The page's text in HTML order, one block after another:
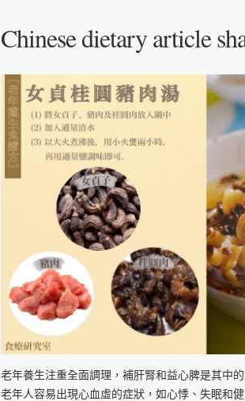
Chinese dietary article
老年養生注重全面調理，補肝腎和益心脾是其中
老年人容易出現心血虛的症狀，如心悸、失眠和